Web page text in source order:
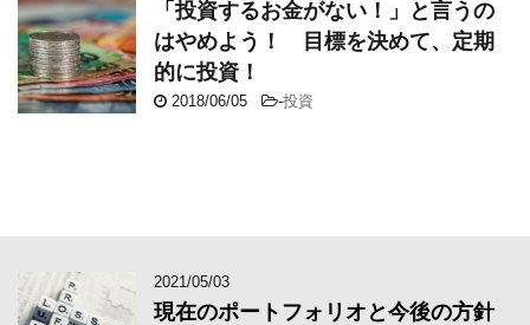
「投資するお金がない！」と言うの
はやめよう！ 目標を決めて、定期
的に投資！
2018/06/05 -投資
2021/05/03
現在のポートフォリオと今後の方針